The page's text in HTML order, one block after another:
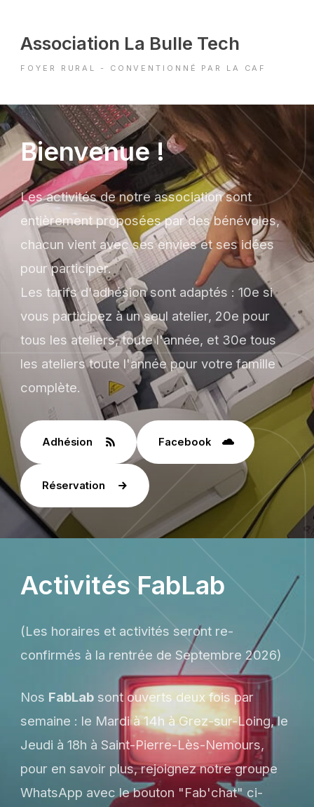
Association La Bulle Tech
FOYER RURAL - CONVENTIONNÉ PAR LA CAF
Bienvenue !
Les activités de notre association sont
entièrement proposées par des bénévoles,
chacun vient avec ses envies et ses idées
pour participer.
Les tarifs d'adhésion sont adaptés : 10e si
vous participez à un seul atelier, 20e pour
tous les ateliers, toute l'année, et 30e tous
les ateliers toute l'année pour votre famille
complète.
Adhésion Facebook
Réservation
Activités FabLab
(Les horaires et activités seront re-
confirmés à la rentrée de Septembre 2026)
Nos FabLab sont ouverts deux fois par
semaine : le Mardi à 14h à Grez-sur-Loing, le
Jeudi à 18h à Saint-Pierre-Lès-Nemours,
pour en savoir plus, rejoignez notre groupe
WhatsApp avec le bouton "Fab'chat" ci-